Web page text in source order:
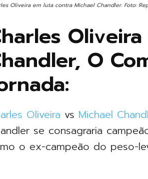
Oliveira em luta contra Michael Chandler. Foto:
O
Oliveira vs Michael
se consagraria
o ex-campeão do peso-